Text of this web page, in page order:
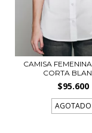
CAMISA
CORTA
$95.600
AGOTADO